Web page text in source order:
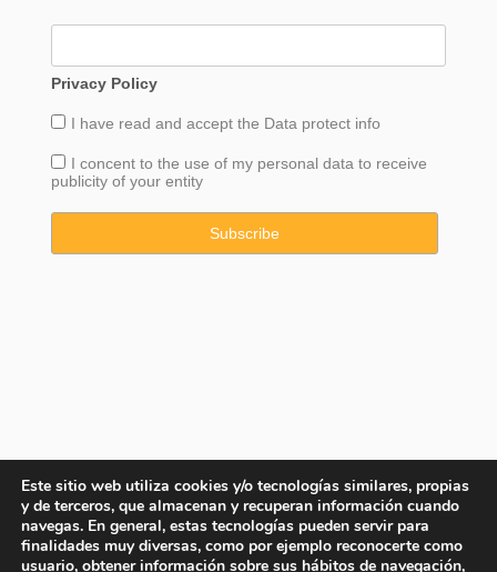
Privacy Policy
I have read and accept the Data protect info
I concent to the use of my personal data to receive
publicity of your entity
Este sitio web utiliza cookies y/o tecnologías similares, propias
y de terceros, que almacenan y recuperan información cuando
navegas. En general, estas tecnologías pueden servir para
finalidades muy diversas, como por ejemplo reconocerte como
usuario, obtener información sobre sus hábitos de navegación,